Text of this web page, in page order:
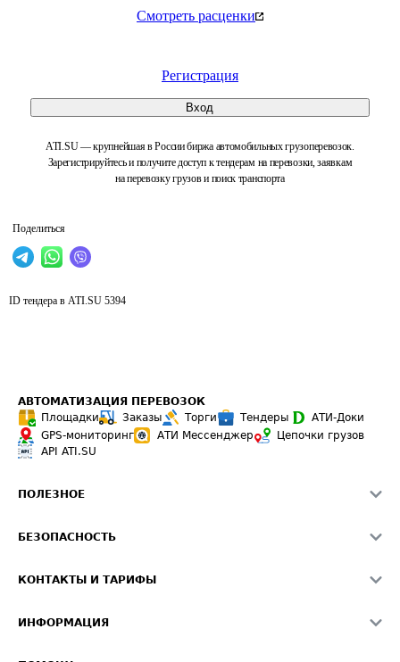
Смотреть расценки
Регистрация
Вход
ATI.SU — крупнейшая в России биржа автомобильных грузоперевозок.
Зарегистрируйтесь и получите доступ к тендерам на перевозки, заявкам
на перевозку грузов и поиск транспорта
Поделиться
ID тендера в ATI.SU 5394
АВТОМАТИЗАЦИЯ ПЕРЕВОЗОК
Площадки
Заказы Торги Тендеры
АТИ-Доки
GPS-мониторинг
АТИ Мессенджер
Цепочки грузов
API ATI.SU
ПОЛЕЗНОЕ
Звезды ATI.SU на вашем сайте
Средние ставки
БЕЗОПАСНОСТЬ
Светофор+
КОНТАКТЫ И ТАРИФЫ
Реклама на сайте
ИНФОРМАЦИЯ